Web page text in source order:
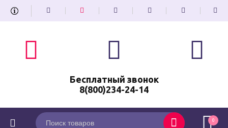
Бесплатный звонок
8(800)234-24-14
0